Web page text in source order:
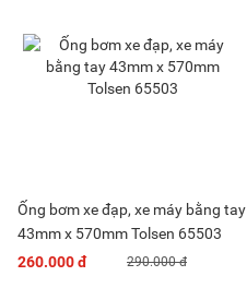
Ống bơm xe đạp, xe máy bằng tay
43mm x 570mm Tolsen 65503
260.000 đ
290.000 đ